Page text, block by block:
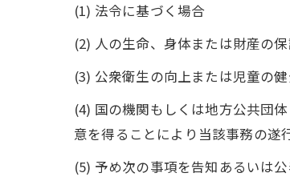
(1) 法令に基づく場合
(2) 人の生命、身体または財産の
(3) 公衆衛生の向上または児童の
(4) 国の機関もしくは地方公共団
意を得ることにより当該事務の遂
(5) 予め次の事項を告知あるいは